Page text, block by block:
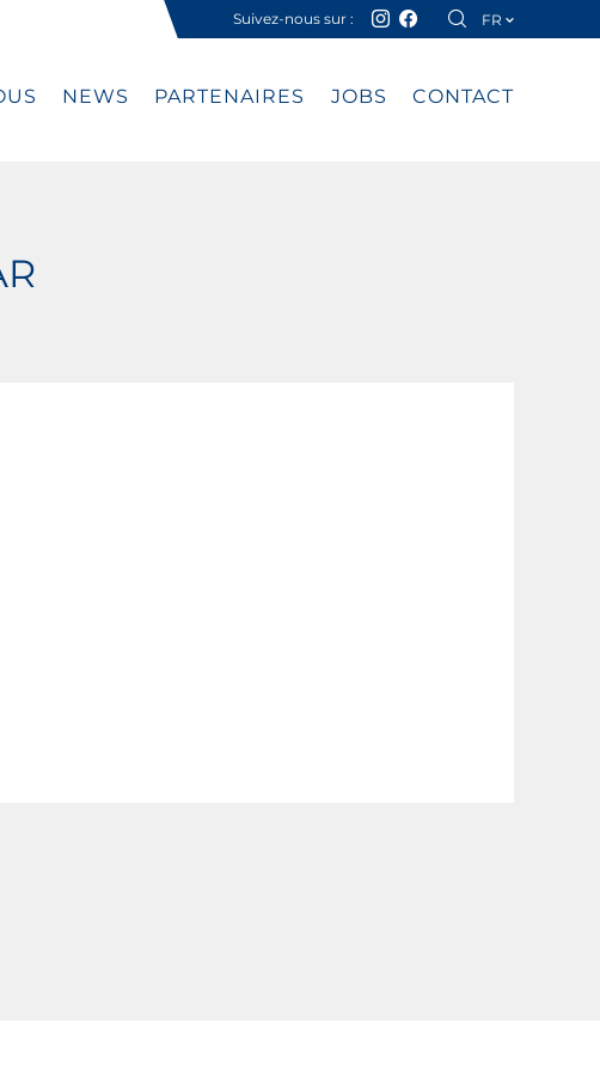
Suivez-nous sur : FR
NEWS PARTENAIRES JOBS CONTACT